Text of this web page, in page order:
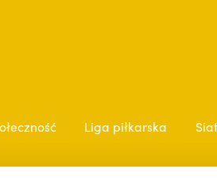
Liga piłkarska